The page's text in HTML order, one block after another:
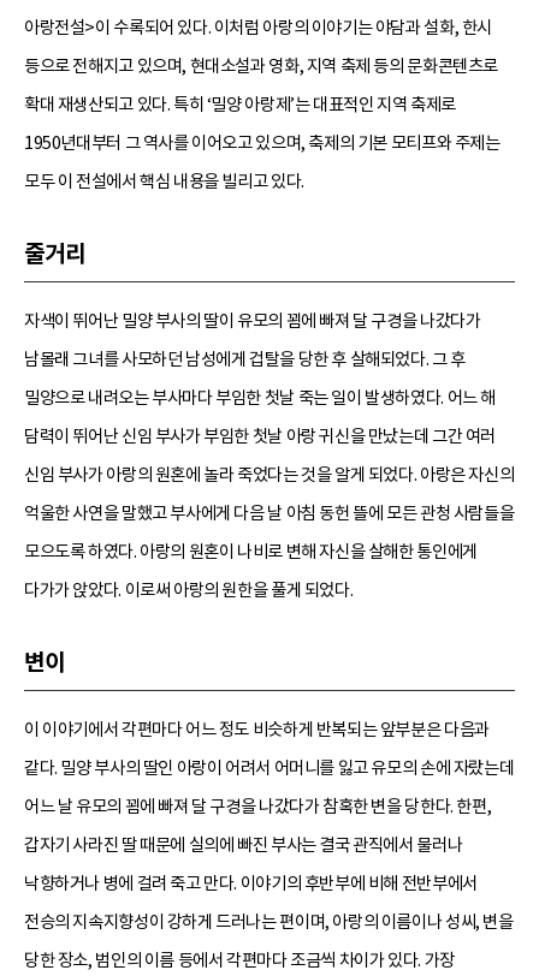
아랑전설>이 수록되어 있다. 이처럼 아랑의 이야기는 야담과 설화, 한시
등으로 전해지고 있으며, 현대소설과 영화, 지역 축제 등의 문화콘텐츠로
확대 재생산되고 있다. 특히 ‘밀양 아랑제’는 대표적인 지역 축제로
1950년대부터 그 역사를 이어오고 있으며, 축제의 기본 모티프와 주제는
모두 이 전설에서 핵심 내용을 빌리고 있다.
줄거리
자색이 뛰어난 밀양 부사의 딸이 유모의 꾐에 빠져 달 구경을 나갔다가
남몰래 그녀를 사모하던 남성에게 겁탈을 당한 후 살해되었다. 그 후
밀양으로 내려오는 부사마다 부임한 첫날 죽는 일이 발생하였다. 어느 해
담력이 뛰어난 신임 부사가 부임한 첫날 아랑 귀신을 만났는데 그간 여러
신임 부사가 아랑의 원혼에 놀라 죽었다는 것을 알게 되었다. 아랑은 자신의
억울한 사연을 말했고 부사에게 다음 날 아침 동헌 뜰에 모든 관청 사람들을
모으도록 하였다. 아랑의 원혼이 나비로 변해 자신을 살해한 통인에게
다가가 앉았다. 이로써 아랑의 원한을 풀게 되었다.
변이
이 이야기에서 각편마다 어느 정도 비슷하게 반복되는 앞부분은 다음과
같다. 밀양 부사의 딸인 아랑이 어려서 어머니를 잃고 유모의 손에 자랐는데
어느 날 유모의 꾐에 빠져 달 구경을 나갔다가 참혹한 변을 당한다. 한편,
갑자기 사라진 딸 때문에 실의에 빠진 부사는 결국 관직에서 물러나
낙향하거나 병에 걸려 죽고 만다. 이야기의 후반부에 비해 전반부에서
전승의 지속지향성이 강하게 드러나는 편이며, 아랑의 이름이나 성씨, 변을
당한 장소, 범인의 이름 등에서 각편마다 조금씩 차이가 있다. 가장